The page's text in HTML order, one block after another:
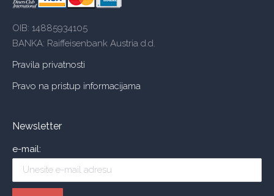
OIB: 14885934105
BANKA: Raiffeisenbank Austria d.d.
Pravila privatnosti
Pravo na pristup informacijama
Newsletter
e-mail: